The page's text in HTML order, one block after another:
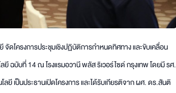
ดโครงการประชุมเชิงปฏิบัติการกำหนดทิศทาง และขับเคลื่อน
บับที่ 14 ณ โรงแรมอวานี พลัส ริเวอร์ไซด์ กรุงเทพ โดยมี รศ.
เป็นประธานเปิดโครงการ และได้รับเกียรติจาก ผศ. ดร.สันติ